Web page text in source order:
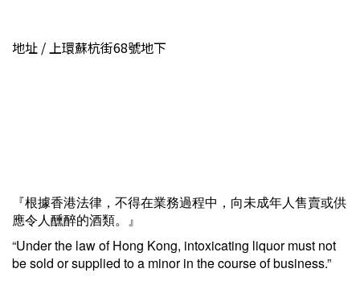
地址 / 上環蘇杭街68號地下
『根據香港法律，不得在業務過程中，向未成年人售賣或供
應令人醺醉的酒類。』
“Under the law of Hong Kong, intoxicating liquor must not
be sold or supplied to a minor in the course of business.”